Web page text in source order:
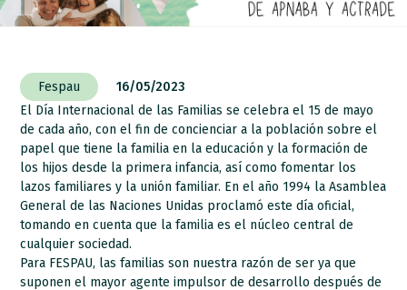
Fespau
16/05/2023
El Día Internacional de las Familias se celebra el 15 de mayo
de cada año, con el fin de concienciar a la población sobre el
papel que tiene la familia en la educación y la formación de
los hijos desde la primera infancia, así como fomentar los
lazos familiares y la unión familiar. En el año 1994 la Asamblea
General de las Naciones Unidas proclamó este día oficial,
tomando en cuenta que la familia es el núcleo central de
cualquier sociedad.
Para FESPAU, las familias son nuestra razón de ser ya que
suponen el mayor agente impulsor de desarrollo después de